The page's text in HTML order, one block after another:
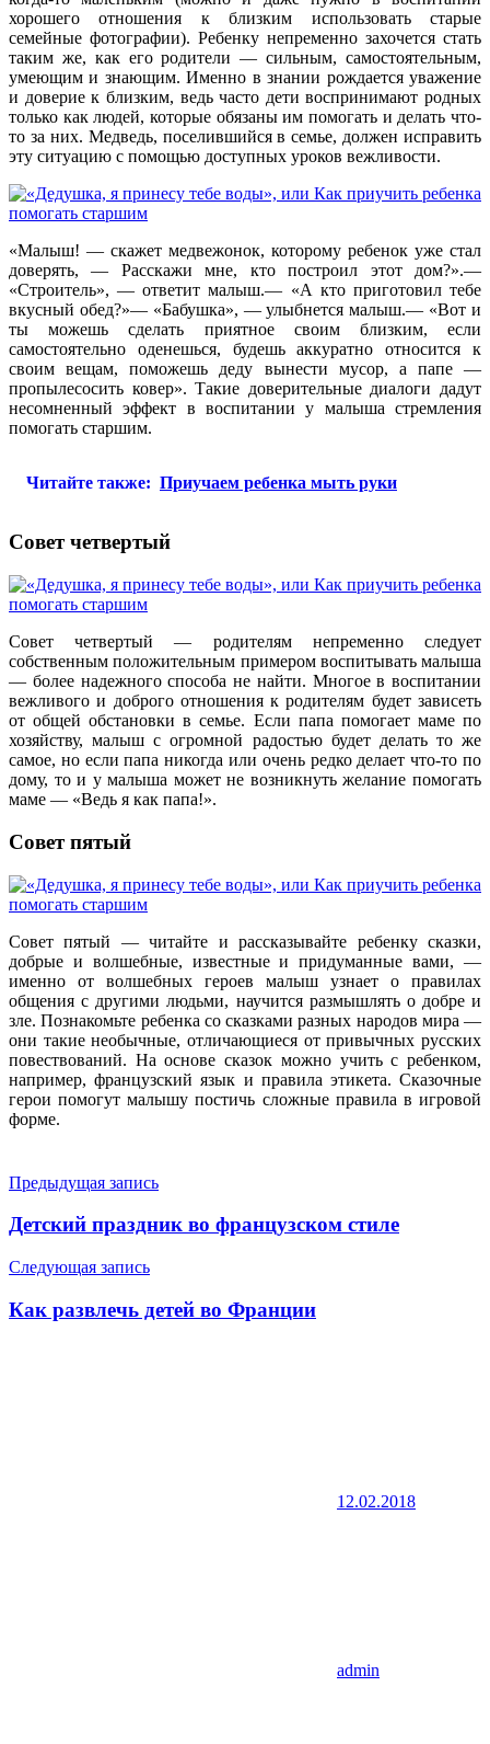
хорошего отношения к близким использовать старые
семейные фотографии). Ребенку непременно захочется стать
таким же, как его родители — сильным, самостоятельным,
умеющим и знающим. Именно в знании рождается уважение
и доверие к близким, ведь часто дети воспринимают родных
только как людей, которые обязаны им помогать и делать что-
то за них. Медведь, поселившийся в семье, должен исправить
эту ситуацию с помощью доступных уроков вежливости.
«Малыш! — скажет медвежонок, которому ребенок уже стал
доверять, — Расскажи мне, кто построил этот дом?».—
«Строитель», — ответит малыш.— «А кто приготовил тебе
вкусный обед?»— «Бабушка», — улыбнется малыш.— «Вот и
ты можешь сделать приятное своим близким, если
самостоятельно оденешься, будешь аккуратно относится к
своим вещам, поможешь деду вынести мусор, а папе —
пропылесосить ковер». Такие доверительные диалоги дадут
несомненный эффект в воспитании у малыша стремления
помогать старшим.
Читайте также: Приучаем ребенка мыть руки
Совет четвертый
Совет четвертый — родителям непременно следует
собственным положительным примером воспитывать малыша
— более надежного способа не найти. Многое в воспитании
вежливого и доброго отношения к родителям будет зависеть
от общей обстановки в семье. Если папа помогает маме по
хозяйству, малыш с огромной радостью будет делать то же
самое, но если папа никогда или очень редко делает что-то по
дому, то и у малыша может не возникнуть желание помогать
маме — «Ведь я как папа!».
Совет пятый
Совет пятый — читайте и рассказывайте ребенку сказки,
добрые и волшебные, известные и придуманные вами, —
именно от волшебных героев малыш узнает о правилах
общения с другими людьми, научится размышлять о добре и
зле. Познакомьте ребенка со сказками разных народов мира —
они такие необычные, отличающиеся от привычных русских
повествований. На основе сказок можно учить с ребенком,
например, французский язык и правила этикета. Сказочные
герои помогут малышу постичь сложные правила в игровой
форме.
Навигация
по
записям
Предыдущая запись
Детский праздник во французском стиле
Следующая запись
Как развлечь детей во Франции
12.02.2018
admin